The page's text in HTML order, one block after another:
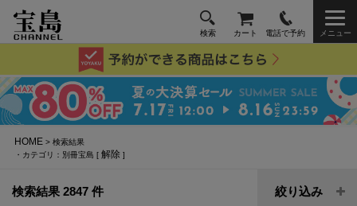
検索 カート 電話で予約 メニュー
HOME > 検索結果
・カテゴリ：別冊宝島 [解除 ]
検索結果 2847 件 絞り込み